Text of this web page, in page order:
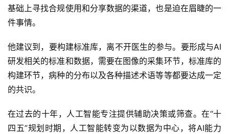
基础上寻找合规使用和分享数据的渠道，也是迫在眉睫的一
件事情。
他建议到，要构建标准库，离不开医生的参与。要形成与AI
研发相关的标准和数据，需要在图像的采集环节，标准库的
构建环节，病种的分布以及各种描述术语等等都要达成一定
的共识。
在过去的十年，人工智能专注提供辅助决策或筛查。在“十
四五”规划时期，人工智能转变为以数据为中心，将AI能力